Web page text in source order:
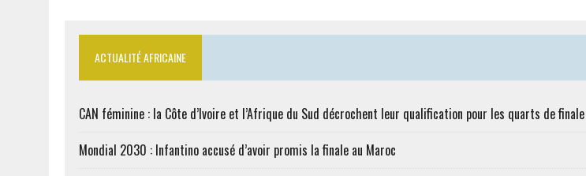
ACTUALITÉ AFRICAINE
CAN féminine : la Côte d’Ivoire et l’Afrique du Sud décrochent leur qualification pour les quarts de finale
Mondial 2030 : Infantino accusé d’avoir promis la finale au Maroc